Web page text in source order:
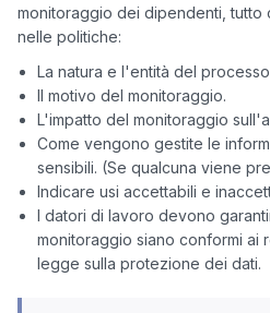
monitoraggio dei dipendenti, tutto
La natura e l'entità del
Il motivo del monitoraggio.
L'impatto del monitoraggio
Come vengono gestite le
sensibili. (Se qualcuna viene
Indicare usi accettabili e
I datori di lavoro devono
monitoraggio siano conformi ai
legge sulla protezione dei dati.